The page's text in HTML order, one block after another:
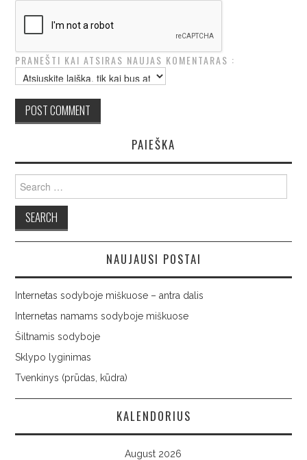
PRANEŠTI KAI ATSIRAS NAUJAS KOMENTARAS :
PAIEŠKA
for:
NAUJAUSI POSTAI
Internetas sodyboje miškuose – antra dalis
Internetas namams sodyboje miškuose
Šiltnamis sodyboje
Sklypo lyginimas
Tvenkinys (prūdas, kūdra)
KALENDORIUS
August 2026